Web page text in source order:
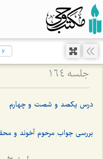
جلسه ۱۶۴
درس یکصد و شصت و چهارم
بررسی جواب مرحوم آخوند و